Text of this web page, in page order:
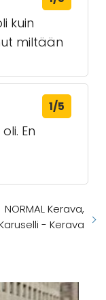
kuin
miltään
1/5
En
NORMAL Kerava,
- Kerava